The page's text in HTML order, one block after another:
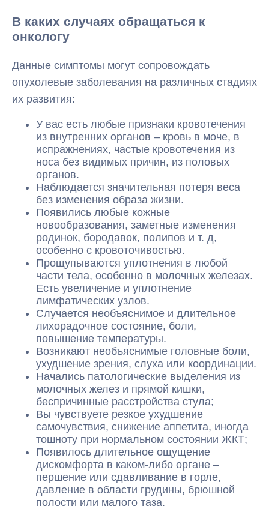
В каких случаях обращаться к
онкологу
Данные симптомы могут сопровождать
опухолевые заболевания на различных стадиях
их развития:
У вас есть любые признаки кровотечения
из внутренних органов – кровь в моче, в
испражнениях, частые кровотечения из
носа без видимых причин, из половых
органов.
Наблюдается значительная потеря веса
без изменения образа жизни.
Появились любые кожные
новообразования, заметные изменения
родинок, бородавок, полипов и т. д,
особенно с кровоточивостью.
Прощупываются уплотнения в любой
части тела, особенно в молочных железах.
Есть увеличение и уплотнение
лимфатических узлов.
Случается необъяснимое и длительное
лихорадочное состояние, боли,
повышение температуры.
Возникают необъяснимые головные боли,
ухудшение зрения, слуха или координации.
Начались патологические выделения из
молочных желез и прямой кишки,
беспричинные расстройства стула;
Вы чувствуете резкое ухудшение
самочувствия, снижение аппетита, иногда
тошноту при нормальном состоянии ЖКТ;
Появилось длительное ощущение
дискомфорта в каком-либо органе –
першение или сдавливание в горле,
давление в области грудины, брюшной
полости или малого таза.